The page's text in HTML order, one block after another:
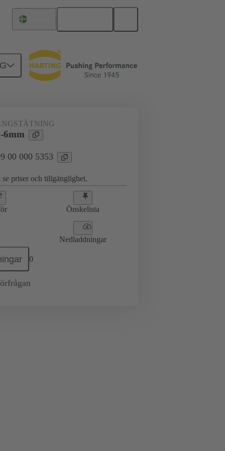
09 00 000 5353
6mm
00 000 5353
priser och tillgänglighet.
Önskelista
Nedladdningar
0